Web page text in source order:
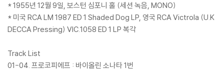
* 1955년 12월 9일, 보스턴 심포니 홀 (세션 녹음, MONO)
* 미국 RCA LM 1987 ED 1 Shaded Dog LP, 영국 RCA Victrola (U.K
DECCA Pressing) VIC.1058 ED 1 LP 복각
Track List
01-04. 프로코피에프 : 바이올린 소나타 1번